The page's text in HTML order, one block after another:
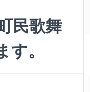
民歌舞
。